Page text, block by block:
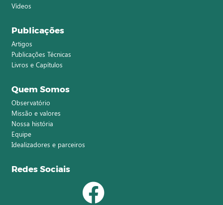
Vídeos
Publicações
Artigos
Publicações Técnicas
Livros e Capítulos
Quem Somos
Observatório
Missão e valores
Nossa história
Equipe
Idealizadores e parceiros
Redes Sociais